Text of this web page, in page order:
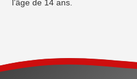
l’âge de 14 ans.